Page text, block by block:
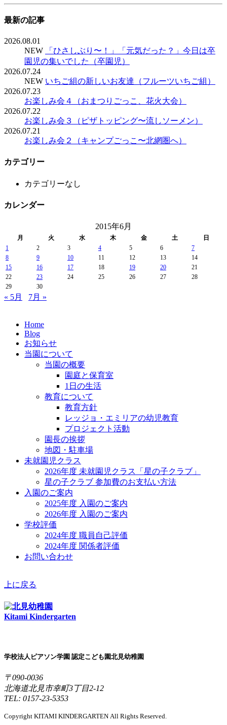
最新の記事
2026.08.01
NEW
「ひさしぶり〜！」「元気だった？」今日は卒
園児の集いでした（卒園児）
2026.07.24
NEW いちご組の新しいお友達（フルーツいちご組）
2026.07.23
お楽しみ会４（おまつりごっこ、花火大会）
2026.07.22
お楽しみ会３（ピザトッピング〜流しソーメン）
2026.07.21
お楽しみ会２（キャンプごっこ〜北網圏へ）
カテゴリー
カテゴリーなし
カレンダー
2015年6月
月 火 水 木 金 土
日
1
2 3 4 5 6
7
8
9 10 11 12 13
14
15
16 17 18 19 20
21
22
23 24 25 26 27
28
29
30
« 5月 7月 »
Home
Blog
お知らせ
当園について
当園の概要
園庭と保育室
1日の生活
教育について
教育方針
レッジョ・エミリアの幼児教育
プロジェクト活動
園長の挨拶
地図・駐車場
未就園児クラス
2026年度 未就園児クラス「星の子クラブ」
星の子クラブ 参加費のお支払い方法
入園のご案内
2025年度 入園のご案内
2026年度 入園のご案内
学校評価
2024年度 職員自己評価
2024年度 関係者評価
お問い合わせ
上に戻る
Kitami Kindergarten
学校法人ピアソン学園 認定こども園北見幼稚園
〒090-0036
北海道北見市幸町3丁目2-12
TEL: 0157-23-5353
Copyright KITAMI KINDERGARTEN All Rights Reserved.